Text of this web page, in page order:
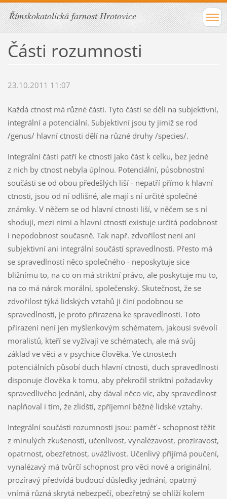
Římskokatolická farnost Hrotovice
Části rozumnosti
23.10.2011 11:07
Každá ctnost má různé části. Tyto části se dělí na subjektivní,
integrální a potenciální. Subjektivní jsou ty jimiž se rod
/genus/ hlavní ctnosti dělí na různé druhy /species/.
Integrální části patří ke ctnosti jako část k celku, bez jedné
z nich by ctnost nebyla úplnou. Potenciální, působnostní
součásti se od obou předešlých liší - nepatří přímo k hlavní
ctnosti, jsou od ní odlišné, ale mají s ní určité společné
známky. V něčem se od hlavní ctnosti liší, v něčem se s ní
shodují, mezi nimi a hlavní ctností existuje určitá podobnost
i nepodobnost současně. Tak např. zdvořilost není ani
subjektivní ani integrální součástí spravedlnosti. Přesto má
se spravedlností něco společného - neposkytuje sice
bližnímu to, na co on má striktní právo, ale poskytuje mu to,
na co má nárok morální, společenský. Skutečnost, že se
zdvořilost týká lidských vztahů ji činí podobnou se
spravedlností, je proto přirazena ke spravedlnosti. Toto
přirazení není jen myšlenkovým schématem, jakousi svévolí
moralistů, kteří se vyžívají ve schématech, ale má svůj
základ ve věci a v psychice člověka. Ve ctnostech
potenciálních působí duch hlavní ctnosti, duch spravedlnosti
disponuje člověka k tomu, aby překročil striktní požadavky
spravedlivého jednání, aby dával něco víc, aby spravedlnost
naplňoval i tím, že zlidští, zpříjemní běžné lidské vztahy.
Integrální součásti rozumnosti jsou: paměť - schopnost těžit
z minulých zkušeností, učenlivost, vynalézavost, prozíravost,
opatrnost, obezřetnost, uvážlivost. Učenlivý přijímá poučení,
vynalézavý má tvůrčí schopnost pro věci nové a originální,
prozíravý předvídá budoucí důsledky jednání, opatrný
vnímá různá skrytá nebezpečí, obezřetný se ohlíží kolem